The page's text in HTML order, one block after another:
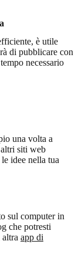
è utile
di pubblicare con
necessario
una volta a
siti web
idee nella tua
sul computer in
che potresti
app di